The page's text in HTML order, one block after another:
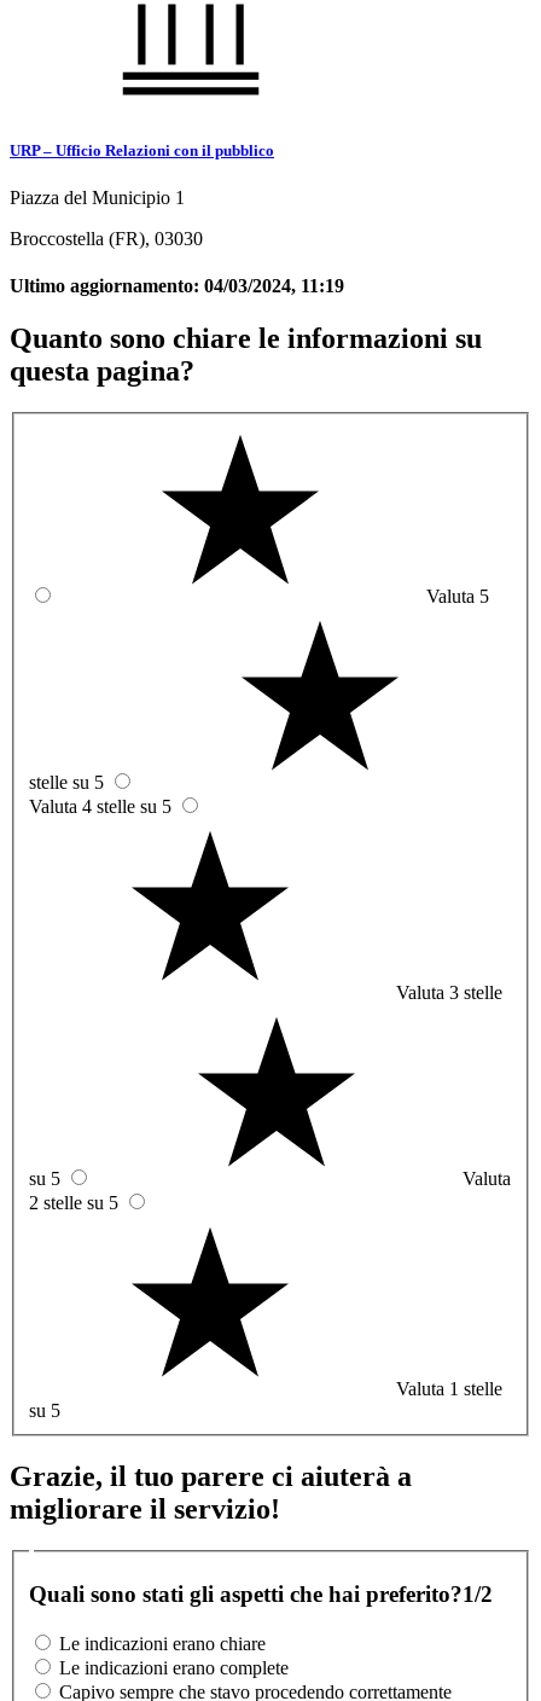
URP – Ufficio Relazioni con il pubblico
Piazza del Municipio 1
Broccostella (FR), 03030
Ultimo aggiornamento: 04/03/2024, 11:19
Quanto sono chiare le informazioni su
questa pagina?
Valuta 5
stelle su 5
Valuta 4 stelle su 5
Valuta 3 stelle
su 5
Valuta
2 stelle su 5
Valuta 1 stelle
su 5
Grazie, il tuo parere ci aiuterà a
migliorare il servizio!
Quali sono stati gli aspetti che hai preferito?1/2
Le indicazioni erano chiare
Le indicazioni erano complete
Capivo sempre che stavo procedendo correttamente